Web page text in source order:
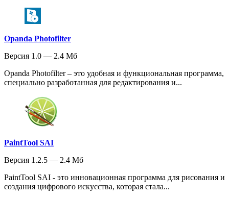
Opanda Photofilter
Версия 1.0 — 2.4 Мб
Opanda Photofilter – это удобная и функциональная программа,
специально разработанная для редактирования и...
PaintTool SAI
Версия 1.2.5 — 2.4 Мб
PaintTool SAI - это инновационная программа для рисования и
создания цифрового искусства, которая стала...